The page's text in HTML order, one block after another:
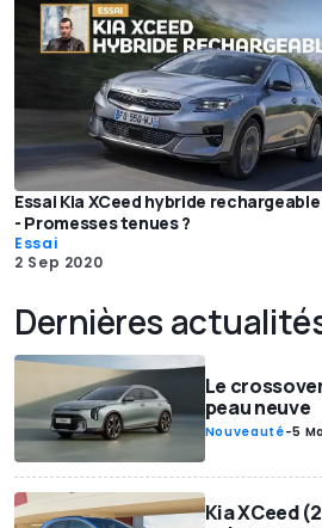
Essai Kia XCeed hybride
- Promesses tenues ?
Essai
2 Sep 2020
Dernières
Le
peau neuve
Nouveauté-5
Kia XCeed